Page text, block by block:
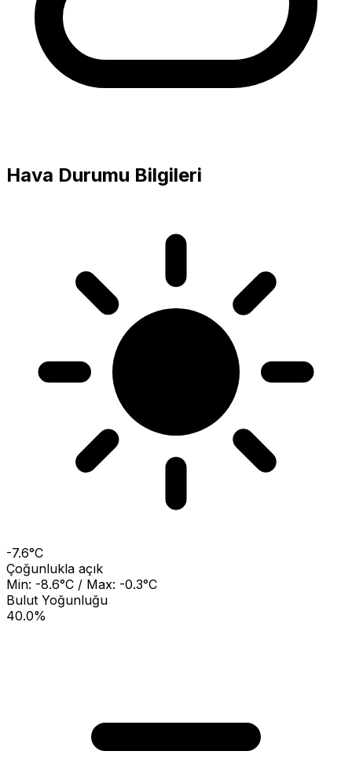
Hava Durumu Bilgileri
-7.6°C
Çoğunlukla açık
Min: -8.6°C / Max: -0.3°C
Bulut Yoğunluğu
40.0%